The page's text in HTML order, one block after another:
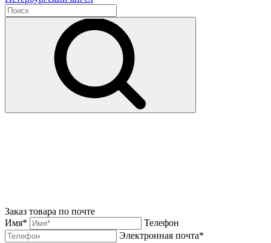
Заказ товара по почте
Имя*
Телефон
Электронная почта*